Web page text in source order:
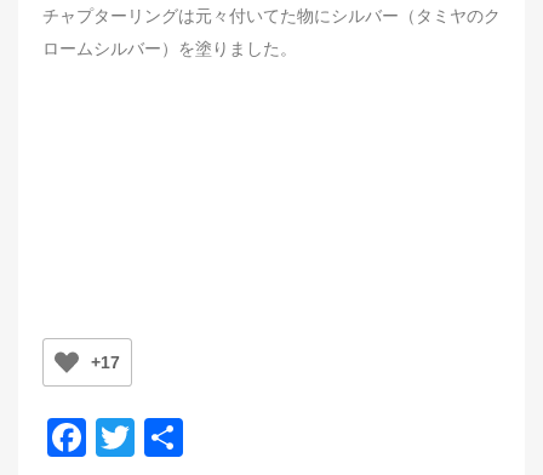
チャプターリングは元々付いてた物にシルバー（タミヤのク
ロームシルバー）を塗りました。
+17
F
T